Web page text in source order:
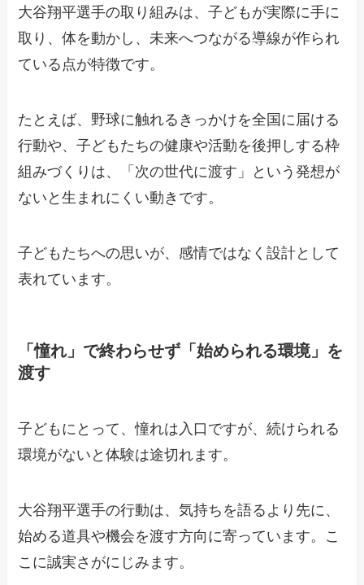
大谷翔平選手の取り組みは、子どもが実際に手に
取り、体を動かし、未来へつながる導線が作られ
ている点が特徴です。
たとえば、野球に触れるきっかけを全国に届ける
行動や、子どもたちの健康や活動を後押しする枠
組みづくりは、「次の世代に渡す」という発想が
ないと生まれにくい動きです。
子どもたちへの思いが、感情ではなく設計として
表れています。
「憧れ」で終わらせず「始められる環境」を
渡す
子どもにとって、憧れは入口ですが、続けられる
環境がないと体験は途切れます。
大谷翔平選手の行動は、気持ちを語るより先に、
始める道具や機会を渡す方向に寄っています。こ
こに誠実さがにじみます。